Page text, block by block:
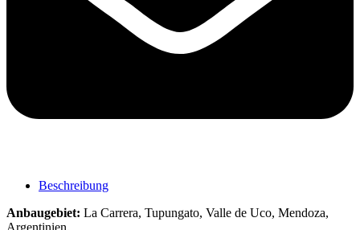
Beschreibung
Anbaugebiet: La Carrera, Tupungato, Valle de Uco, Mendoza,
Argentinien.